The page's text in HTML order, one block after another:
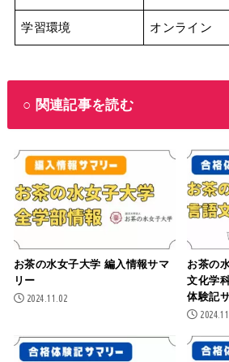
学習環境 オンライン
○ 関連記事を読む
お茶の水女子大学 編入情報サマ
リー
2024.11.02
お茶の
文化学
体験記